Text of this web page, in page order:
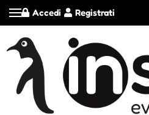
Registrati
Accedi